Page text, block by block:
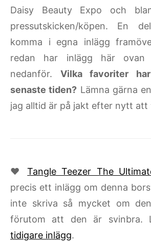
Daisy Beauty Expo och
pressutskicken/köpen. En
komma i egna inlägg
redan har inlägg här
nedanför. Vilka favoriter
senaste tiden? Lämna gärna
jag alltid är på jakt efter nytt att
♥Tangle Teezer The
precis ett inlägg om denna
inte skriva så mycket om
förutom att den är svinbra.
tidigare inlägg.